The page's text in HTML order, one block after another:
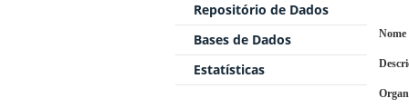
Repositório de Dados
Bases de Dados
Estatísticas
Nome